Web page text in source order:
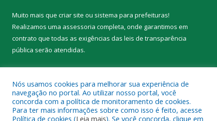
Muito mais que criar site ou sistema para prefeituras!
Realizamos uma assessoria completa, onde garantimos em
contrato que todas as exigências das leis de transparência
pública serão atendidas.
Nós usamos cookies para melhorar sua experiência de
navegação no portal. Ao utilizar nosso portal, você
concorda com a política de monitoramento de cookies.
Para ter mais informações sobre como isso é feito, acesse
Política de cookies (Leia mais). Se você concorda, clique em